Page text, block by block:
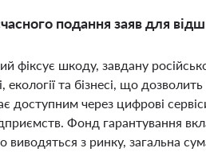
подання заяв для
фіксує шкоду, завдану
та бізнесі, що
доступним через цифрові
Фонд гарантування
виводяться з ринку, загальна